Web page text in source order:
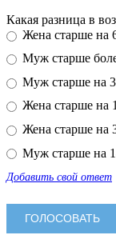
Какая разница в
Жена старше на
Муж старше
Муж старше на
Жена старше на
Жена старше на
Муж старше на
Добавить свой ответ